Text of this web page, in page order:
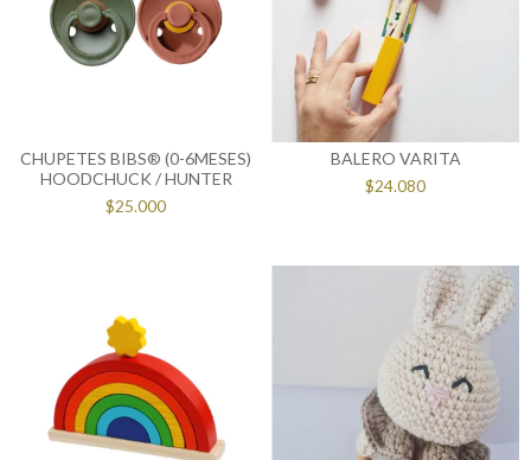
CHUPETES BIBS® (0-6MESES)
HOODCHUCK / HUNTER
$25.000
BALERO VARITA
$24.080